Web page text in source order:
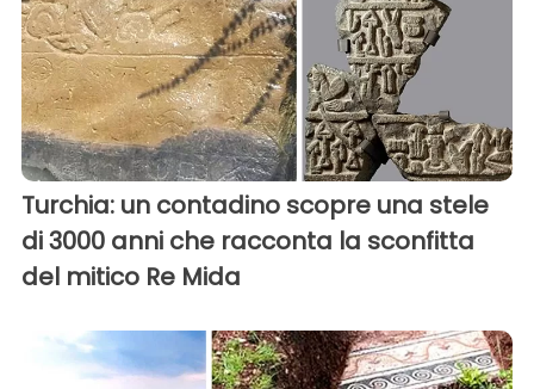
Turchia: un contadino scopre una stele
di 3000 anni che racconta la sconfitta
del mitico Re Mida